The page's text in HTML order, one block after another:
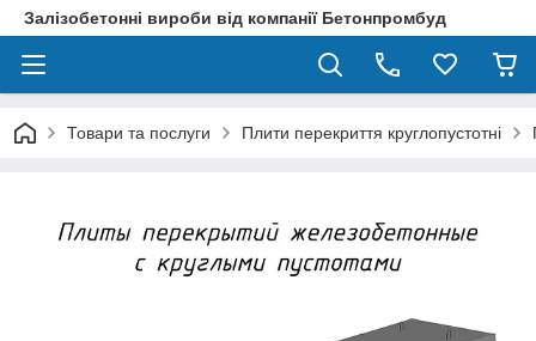
Залізобетонні вироби від компанії Бетонпромбуд
Товари та послуги Плити перекриття круглопустотні